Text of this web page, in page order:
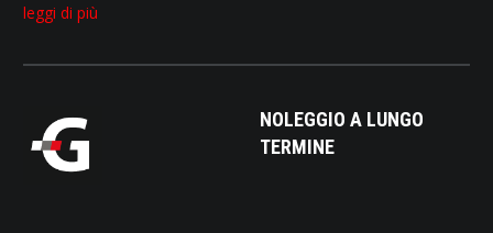
leggi di più
NOLEGGIO A LUNGO
TERMINE